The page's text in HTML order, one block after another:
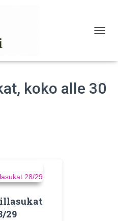
koko alle 30
29